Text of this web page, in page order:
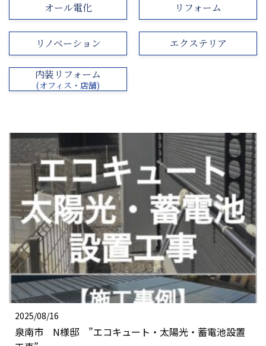
オール電化 リフォーム
リノベーション エクステリア
内装リフォーム
(オフィス・店舗)
2025/08/16
泉南市 N様邸 ”エコキュート・太陽光・蓄電池設置